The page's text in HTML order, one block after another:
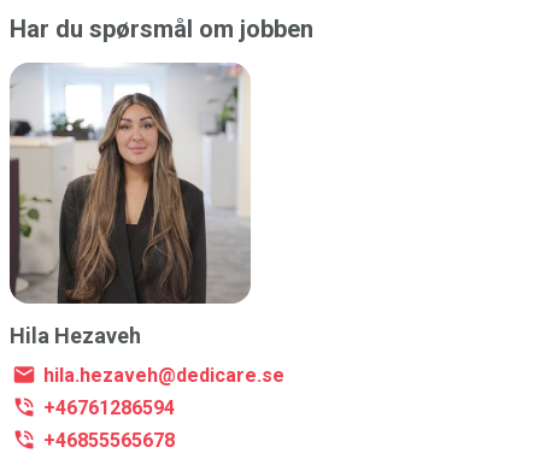
Har du spørsmål om jobben
Hila Hezaveh
hila.hezaveh@dedicare.se
+46761286594
+46855565678